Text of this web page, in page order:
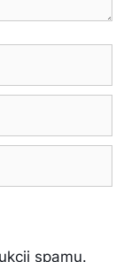
spamu.